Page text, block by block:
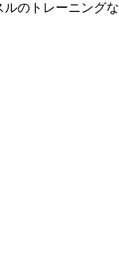
のトレーニングな